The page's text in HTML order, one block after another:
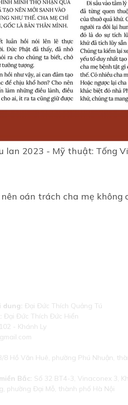
lan 2023 - Mỹ thuật: Tống
oán trách cha mẹ không
dung: Đại Đức Thích Quảng Tú
Đại Đức Thích Đức Hiển
- Khánh Ly
8 Hồ Văn Huê, phường Phú Nhuận,
Bắc: Số 32 BT4-3, Vinaconex 3,
phường Đại Mỗ, thành phố Hà Nội